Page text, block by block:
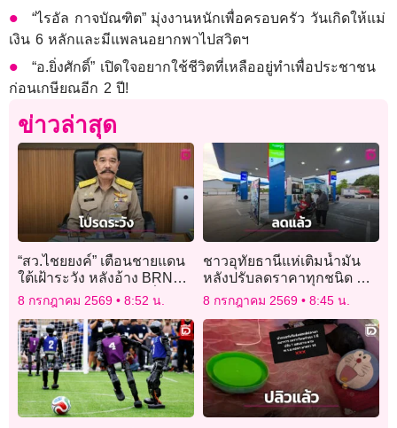
“ไรอัล กาจบัณฑิต” มุ่งงานหนักเพื่อครอบครัว วันเกิดให้แม่
เงิน 6 หลักและมีแพลนอยากพาไปสวิตฯ
“อ.ยิ่งศักดิ์” เปิดใจอยากใช้ชีวิตที่เหลืออยู่ทำเพื่อประชาชน
ก่อนเกษียณอีก 2 ปี!
ข่าวล่าสุด
“สว.ไชยยงค์” เตือนชายแดน
ใต้เฝ้าระวัง หลังอ้าง BRN
เดินหน้าแผนก่อเหตุ หวั่นใช้
ความรุนแรง
8 กรกฎาคม 2569 8:52 น.
ชาวอุทัยธานีแห่เติมน้ำมัน
หลังปรับลดราคาทุกชนิด ชี้
ช่วยลดภาระค่าใช้จ่าย หวัง
สินค้าอุปโภคบริโภคลดตาม
8 กรกฎาคม 2569 8:45 น.